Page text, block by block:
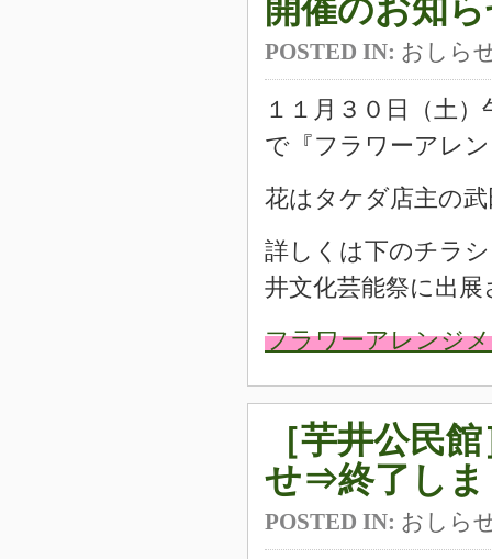
開催のお知
POSTED IN: おしら
１１月３０日（土
で『フラワーアレ
花はタケダ店主の
詳しくは下のチラ
井文化芸能祭に出
フラワーアレンジ
［芋井公民
せ⇒終了しま
POSTED IN: おしら